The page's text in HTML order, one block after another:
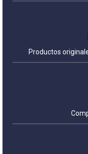
Productos